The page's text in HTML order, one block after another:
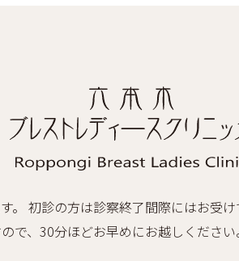
。 初診の方は診察終了間際にはお受
で、30分ほどお早めにお越しください